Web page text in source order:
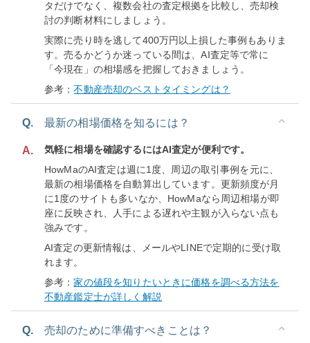
タだけでなく、複数会社の査定根拠を比較し、売却検
討の判断材料にしましょう。
実際に売り時を逃して400万円以上損した事例もありま
す。売るかどうか迷っている間は、AI査定等で常に
「今現在」の相場感を把握しておきましょう。
参考：不動産売却のベストタイミングは？
Q. 最新の相場価格を知るには？
A.
気軽に相場を確認するにはAI査定が便利です。
HowMaのAI査定は週に1度、周辺の取引事例を元に、
最新の相場価格を自動算出しています。更新頻度が月
に1度のサイトも多いなか、HowMaなら周辺相場が即
座に反映され、人手による遅れや主観が入らない点も
強みです。
AI査定の更新情報は、メールやLINEで定期的に受け取
れます。
参考：家の値段を知りたいときに価格を調べる方法を
不動産鑑定士が詳しく解説
Q. 売却のために準備すべきことは？